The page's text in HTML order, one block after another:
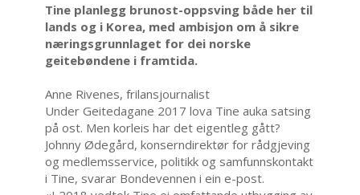
Tine planlegg brunost-oppsving både her til
lands og i Korea, med ambisjon om å sikre
næringsgrunnlaget for dei norske
geitebøndene i framtida.
Anne Rivenes, frilansjournalist
Under Geitedagane 2017 lova Tine auka satsing
på ost. Men korleis har det eigentleg gått?
Johnny Ødegård, konserndirektør for rådgjeving
og medlemsservice, politikk og samfunnskontakt
i Tine, svarar Bondevennen i ein e-post.